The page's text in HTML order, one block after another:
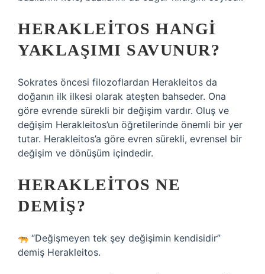
HERAKLEITOS HANGI
YAKLAŞIMI SAVUNUR?
Sokrates öncesi filozoflardan Herakleitos da
doğanın ilk ilkesi olarak ateşten bahseder. Ona
göre evrende sürekli bir değişim vardır. Oluş ve
değişim Herakleitos’un öğretilerinde önemli bir yer
tutar. Herakleitos’a göre evren sürekli, evrensel bir
değişim ve dönüşüm içindedir.
HERAKLEITOS NE
DEMIŞ?
“Değişmeyen tek şey değişimin kendisidir”
demiş Herakleitos.